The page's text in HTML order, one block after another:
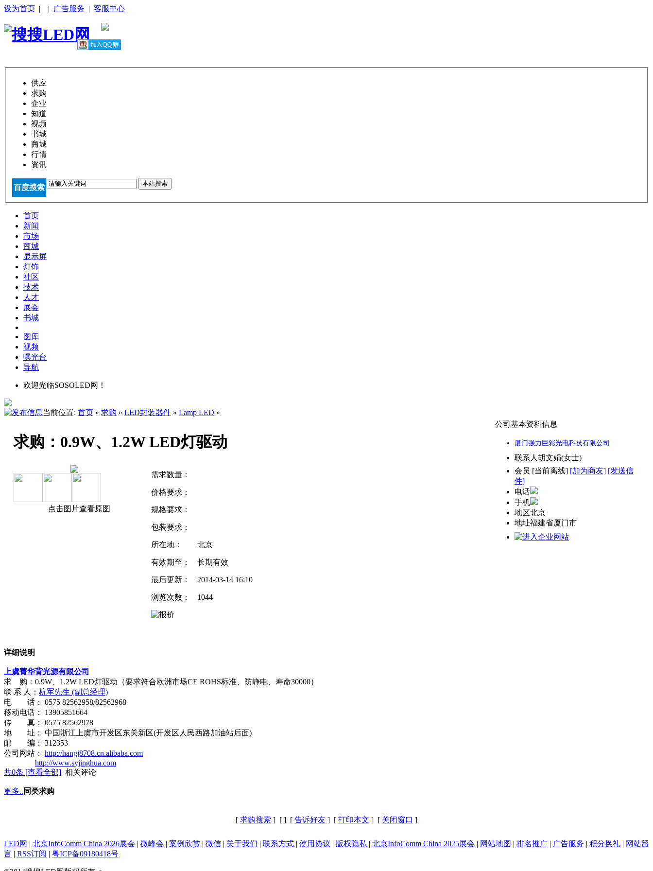
设为首页 | | 广告服务 | 客服中心
供应
求购
企业
知道
视频
书城
商城
行情
资讯
百度搜索 本站搜索
首页
新闻
市场
商城
显示屏
灯饰
社区
技术
人才
展会
书城
图库
视频
曝光台
导航
欢迎光临SOSOLED网！
当前位置: 首页 » 求购 » LED封装器件 » Lamp LED »
求购：0.9W、1.2W LED灯驱动
点击图片查看原图
需求数量：
价格要求：
规格要求：
包装要求：
所在地： 北京
有效期至： 长期有效
最后更新： 2014-03-14 16:10
浏览次数： 1044
公司基本资料信息
厦门强力巨彩光电科技有限公司
联系人胡文娟(女士)
会员 [当前离线] [加为商友] [发送信
件]
电话
手机
地区北京
地址福建省厦门市
详细说明
上虞菁华背光源有限公司
求
购：0.9W、1.2W LED灯驱动（要求符合欧洲市场CE ROHS标准、防静电、寿命30000）
联 系 人： 杭军先生 (副总经理)
电 话： 0575 82562958/82562968
移动电话： 13905851664
传 真： 0575 82562978
地 址： 中国浙江上虞市开发区东关新区(开发区人民西路加油站后面)
邮 编： 312353
公司网站： http://hangj8708.cn.alibaba.com
http://www.syjinghua.com
共0条 [查看全部] 相关评论
更多.. 同类求购
[ 求购搜索 ] [ ] [ 告诉好友 ] [ 打印本文 ] [ 关闭窗口 ]
LED网 北京InfoComm China 2026展会 微峰会 案例欣赏 微信 关于我们 联系方式 使用协议 版权隐私 北京InfoComm China 2025展会 网站地图 排名推广 广告服务 积分换礼
网站留
言
RSS订阅 粤ICP备09180418号